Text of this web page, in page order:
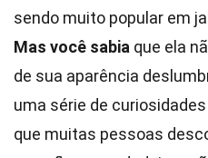
sendo muito popular em
Mas você sabia que ela
de sua aparência
uma série de
que muitas pessoas